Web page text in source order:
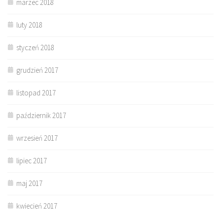
marzec 2018
luty 2018
styczeń 2018
grudzień 2017
listopad 2017
październik 2017
wrzesień 2017
lipiec 2017
maj 2017
kwiecień 2017